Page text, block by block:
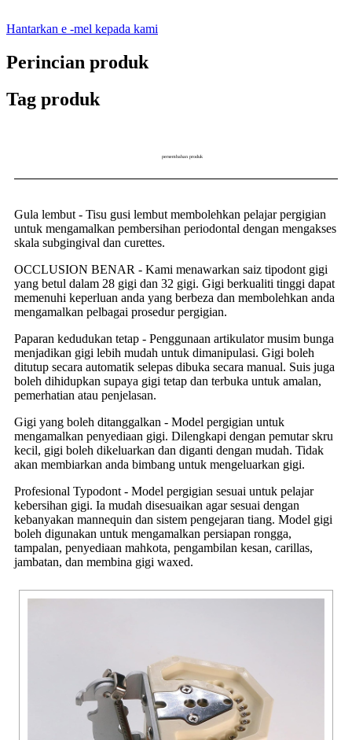
Hantarkan e -mel kepada kami
Perincian produk
Tag produk
persembahan produk
Gula lembut - Tisu gusi lembut membolehkan pelajar pergigian
untuk mengamalkan pembersihan periodontal dengan mengakses
skala subgingival dan curettes.
OCCLUSION BENAR - Kami menawarkan saiz tipodont gigi
yang betul dalam 28 gigi dan 32 gigi. Gigi berkualiti tinggi dapat
memenuhi keperluan anda yang berbeza dan membolehkan anda
mengamalkan pelbagai prosedur pergigian.
Paparan kedudukan tetap - Penggunaan artikulator musim bunga
menjadikan gigi lebih mudah untuk dimanipulasi. Gigi boleh
ditutup secara automatik selepas dibuka secara manual. Suis juga
boleh dihidupkan supaya gigi tetap dan terbuka untuk amalan,
pemerhatian atau penjelasan.
Gigi yang boleh ditanggalkan - Model pergigian untuk
mengamalkan penyediaan gigi. Dilengkapi dengan pemutar skru
kecil, gigi boleh dikeluarkan dan diganti dengan mudah. Tidak
akan membiarkan anda bimbang untuk mengeluarkan gigi.
Profesional Typodont - Model pergigian sesuai untuk pelajar
kebersihan gigi. Ia mudah disesuaikan agar sesuai dengan
kebanyakan mannequin dan sistem pengejaran tiang. Model gigi
boleh digunakan untuk mengamalkan persiapan rongga,
tampalan, penyediaan mahkota, pengambilan kesan, carillas,
jambatan, dan membina gigi waxed.